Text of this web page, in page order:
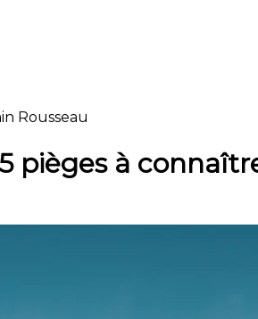
Rousseau
pièges à